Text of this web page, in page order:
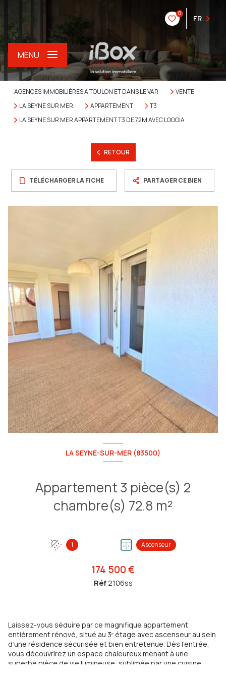
0
FR
MENU
AGENCES IMMOBILIÈRES À TOULON ET DANS LE VAR
VENTE
LA SEYNE SUR MER
APPARTEMENT
T3
LA SEYNE SUR MER APPARTEMENT T3 DE 72M AVEC LOGGIA
RETOUR
TÉLÉCHARGER LA FICHE PARTAGER CE BIEN
LA SEYNE-SUR-MER (83500)
Appartement 3 pièce(s) 2
chambre(s) 72.8 m²
1 Ascenseur
174 500 €
Réf2106ss
Laissez-vous séduire par ce magnifique appartement
entièrement rénové, situé au 3ᵉ étage avec ascenseur au sein
d’une résidence sécurisée et bien entretenue. Dès l’entrée,
vous découvrirez un espace chaleureux menant à une
superbe pièce de vie lumineuse, sublimée par une cuisine